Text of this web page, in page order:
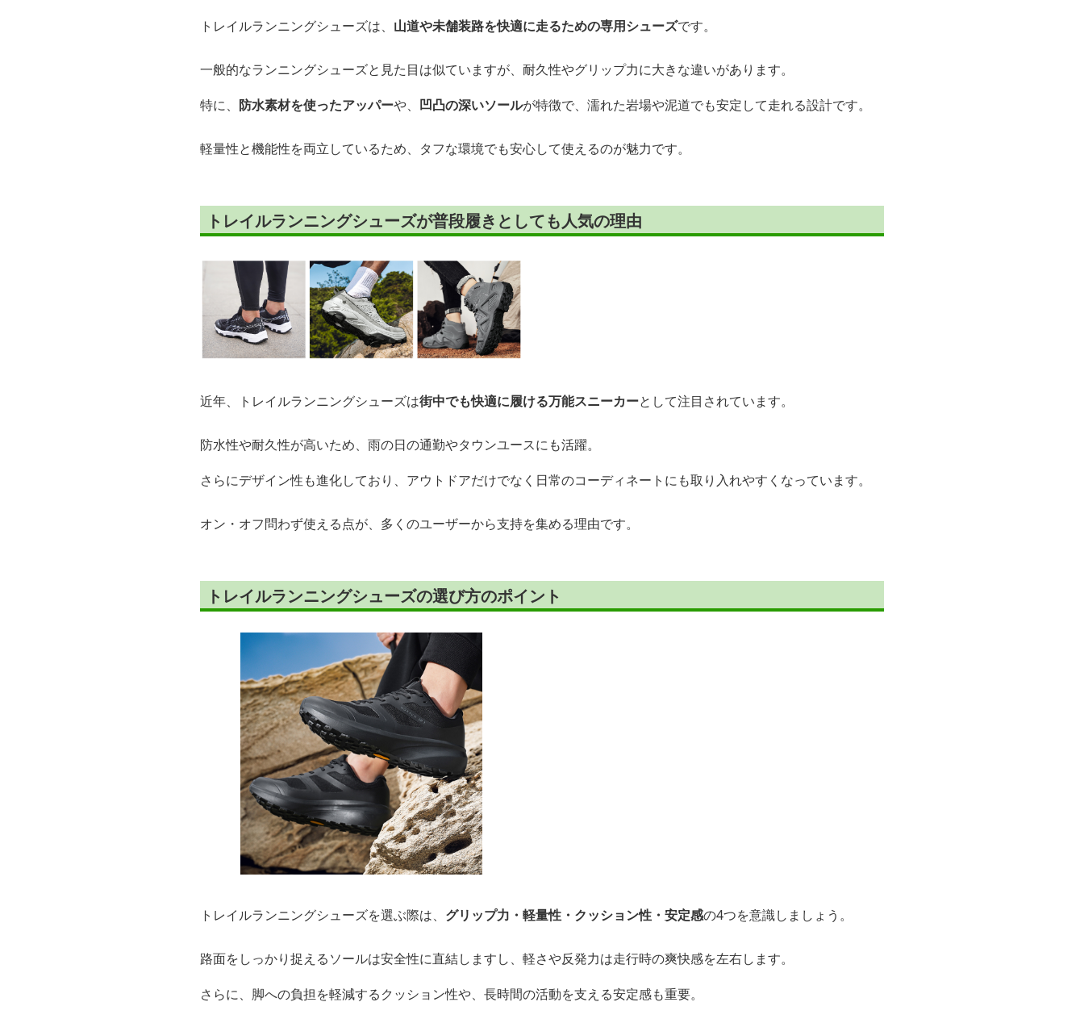
トレイルランニングシューズは、 山道や未舗装路を快適に走るための専用シューズです。
一般的なランニングシューズと見た目は似ていますが、耐久性やグリップ力に大きな違いがあります。
特に、 防水素材を使ったアッパーや、 凹凸の深いソールが特徴で、濡れた岩場や泥道でも安定して走れる設計です。
軽量性と機能性を両立しているため、タフな環境でも安心して使えるのが魅力です。
トレイルランニングシューズが普段履きとしても人気の理由
近年、トレイルランニングシューズは街中でも快適に履ける万能スニーカーとして注目されています。
防水性や耐久性が高いため、雨の日の通勤やタウンユースにも活躍。
さらにデザイン性も進化しており、アウトドアだけでなく日常のコーディネートにも取り入れやすくなっています。
オン・オフ問わず使える点が、多くのユーザーから支持を集める理由です。
トレイルランニングシューズの選び方のポイント
トレイルランニングシューズを選ぶ際は、 グリップ力・軽量性・クッション性・安定感の4つを意識しましょう。
路面をしっかり捉えるソールは安全性に直結しますし、軽さや反発力は走行時の爽快感を左右します。
さらに、脚への負担を軽減するクッション性や、長時間の活動を支える安定感も重要。